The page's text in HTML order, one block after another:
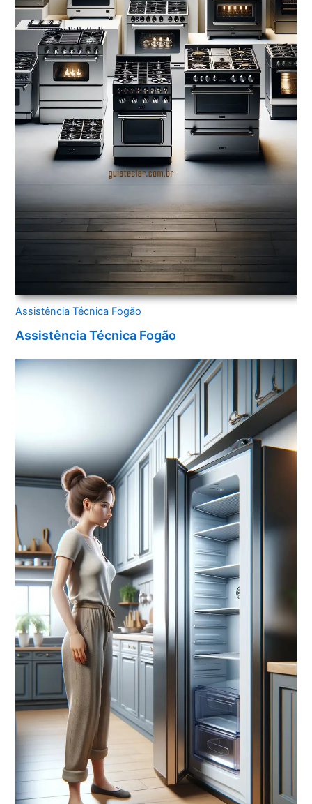
Assistência Técnica Fogão
Assistência Técnica Fogão